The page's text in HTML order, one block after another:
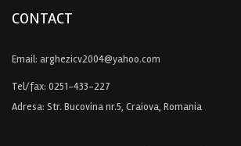
CONTACT
Email: arghezicv2004@yahoo.com
Tel/fax: 0251-433-227
Adresa: Str. Bucovina nr.5, Craiova, Romania